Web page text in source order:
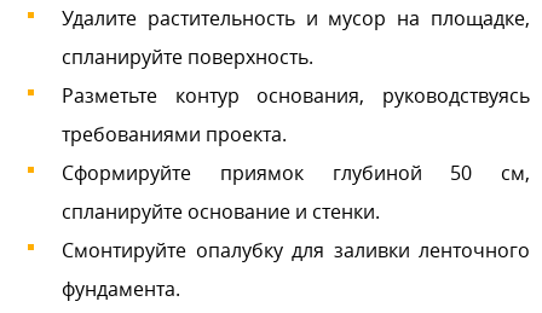
Удалите растительность и мусор на площадке,
спланируйте поверхность.
Разметьте контур основания, руководствуясь
требованиями проекта.
Сформируйте приямок глубиной 50 см,
спланируйте основание и стенки.
Смонтируйте опалубку для заливки ленточного
фундамента.